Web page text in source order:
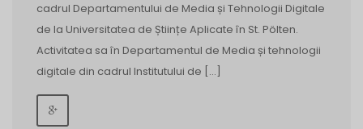
cadrul Departamentului de Media și Tehnologii Digitale
de la Universitatea de Științe Aplicate în St. Pölten.
Activitatea sa în Departamentul de Media și tehnologii
digitale din cadrul Institutului de […]